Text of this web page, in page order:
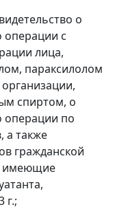
о
операции с
лица,
параксилолом
спиртом, о
операции по
а также
гражданской
имеющие
г.;